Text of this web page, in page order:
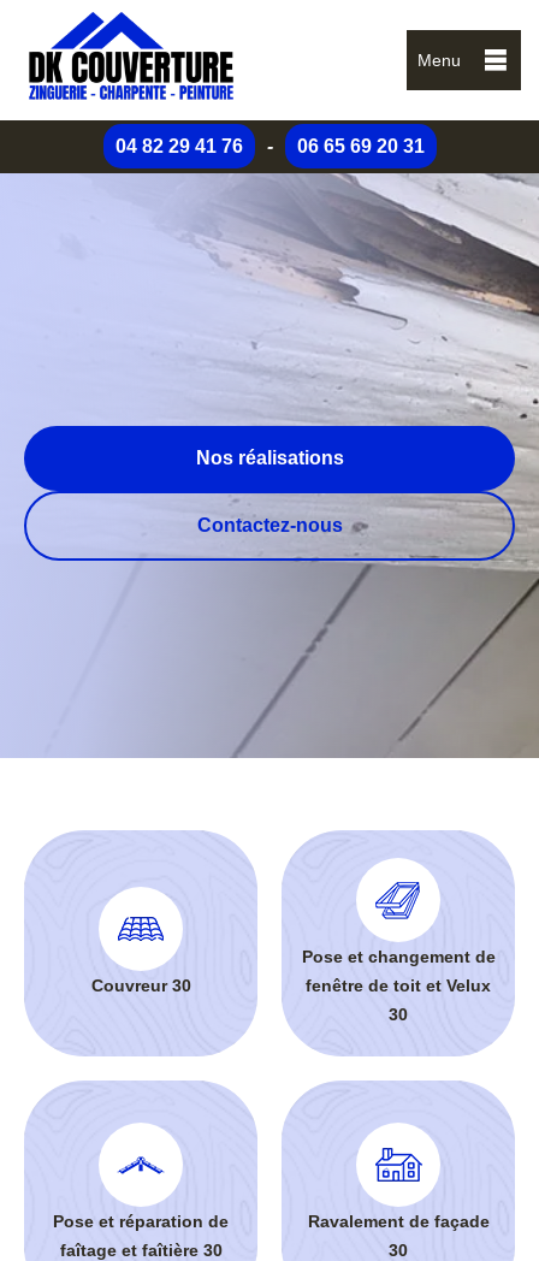
Menu
04 82 29 41 76 - 06 65 69 20 31
Nos réalisations
Contactez-nous
Couvreur 30
Pose et changement de
fenêtre de toit et Velux
30
Pose et réparation de
faîtage et faîtière 30
Ravalement de façade
30